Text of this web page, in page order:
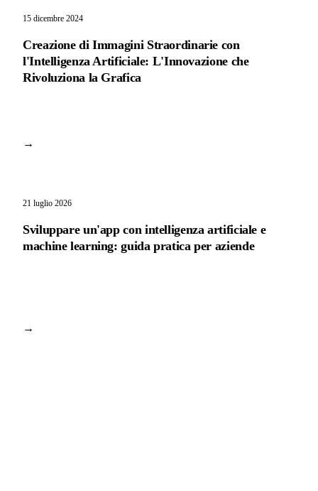
15 dicembre 2024
Creazione di Immagini Straordinarie con
l'Intelligenza Artificiale: L'Innovazione che
Rivoluziona la Grafica
→
21 luglio 2026
Sviluppare un'app con intelligenza artificiale e
machine learning: guida pratica per aziende
→